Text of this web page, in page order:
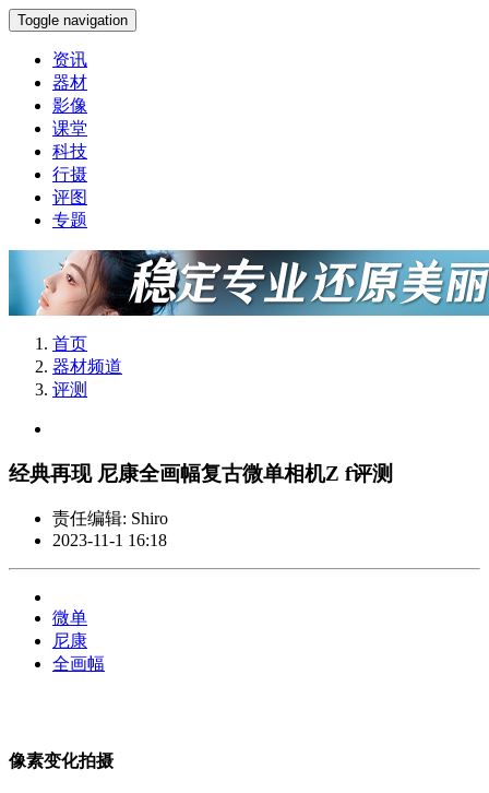
Toggle navigation
资讯
器材
影像
课堂
科技
行摄
评图
专题
首页
器材频道
评测
经典再现 尼康全画幅复古微单相机Z f评测
责任编辑: Shiro
2023-11-1 16:18
微单
尼康
全画幅
像素变化拍摄